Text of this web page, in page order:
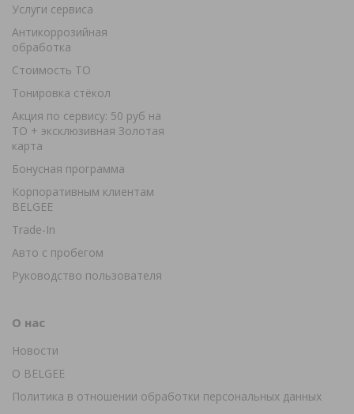
Услуги сервиса
Антикоррозийная
обработка
Стоимость ТО
Тонировка стёкол
Акция по сервису: 50 руб на
ТО + эксклюзивная Золотая
карта
Бонусная программа
Корпоративным клиентам
BELGEE
Trade-In
Авто с пробегом
Руководство пользователя
О нас
Новости
О BELGEE
Политика в отношении обработки персональных данных